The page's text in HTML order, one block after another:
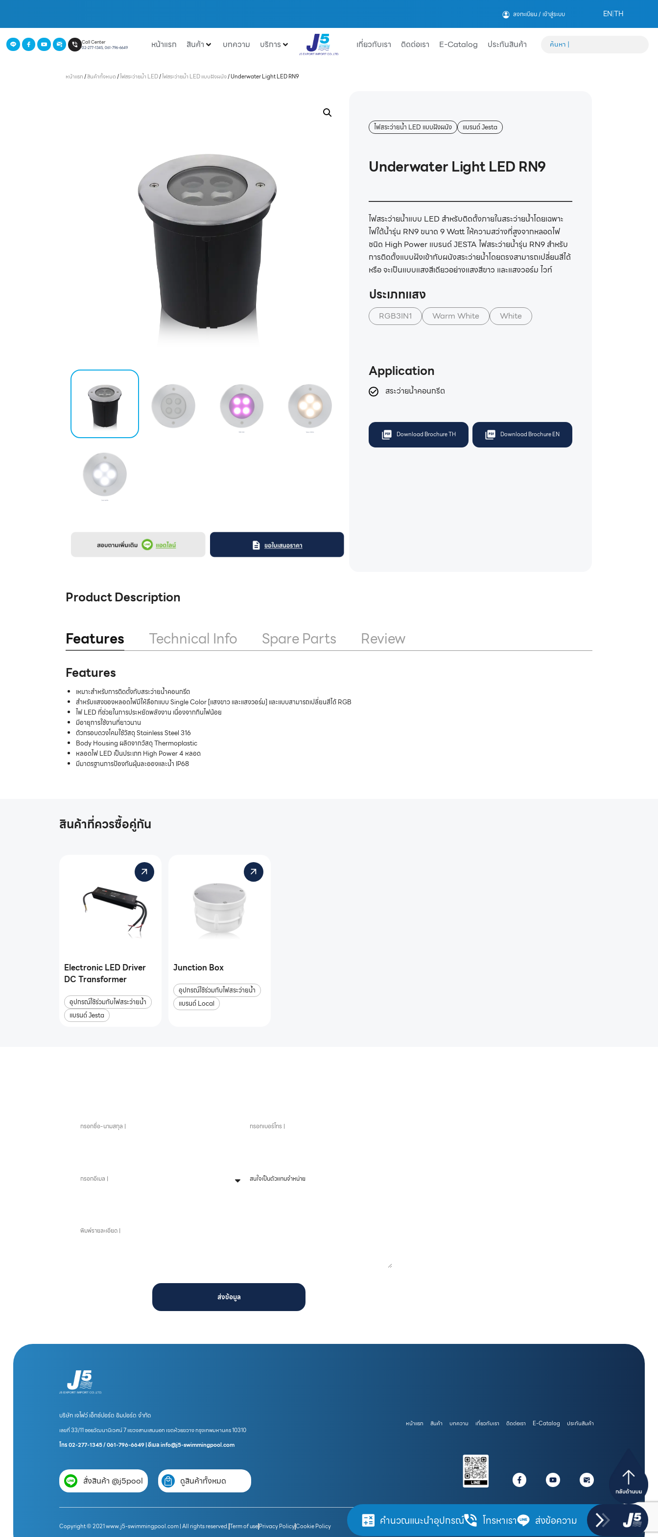
ลงทะเบียน / เข้าสู่ระบบ EN|TH
Call Center
02-277-1345, 061-796-6649 หน้าแรก สินค้า บทความ บริการ เกี่ยวกับเรา ติดต่อเรา E-Catalog ประกันสินค้า
หน้าแรก/สินค้าทั้งหมด/ไฟสระว่ายน้ำ LED/ไฟสระว่ายน้ำ LED แบบฝังผนัง/Underwater Light LED RN9
ไฟสระว่ายน้ำ LED แบบฝังผนัง แบรนด์ Jesta
Underwater Light LED RN9
ไฟสระว่ายน้ำแบบ LED สำหรับติดตั้งภายในสระว่ายน้ำโดยเฉพาะ
ไฟใต้น้ำรุ่น RN9 ขนาด 9 Watt ให้ความสว่างที่สูงจากหลอดไฟ
ชนิด High Power แบรนด์ JESTA ไฟสระว่ายน้ำรุ่น RN9 สำหรับ
การติดตั้งแบบฝังเข้ากับผนังสระว่ายน้ำโดยตรงสามารถเปลี่ยนสีได้
หรือ จะเป็นแบบแสงสีเดียวอย่างแสงสีขาว และแสงวอร์ม ไวท์
ประเภทแสง
RGB3IN1 Warm White White
Application
สระว่ายน้ำคอนกรีต
Download Brochure TH Download Brochure EN
Product Description
Features Technical Info Spare Parts Review
Features
เหมาะสำหรับการติดตั้งกับสระว่ายน้ำคอนกรีต
สำหรับแสงของหลอดไฟมีให้ลือกแบบ Single Color [แสงขาว และแสงวอร์ม] และแบบสามารถเปลี่ยนสีได้ RGB
ไฟ LED ที่ช่วยในการประหยัดพลังงาน เนื่องจากกินไฟน้อย
มีอายุการใช้งานที่ยาวนาน
ตัวกรอบดวงโคมใช้วัสดุ Stainless Steel 316
Body Housing ผลิตจากวัสดุ Thermoplastic
หลอดไฟ LED เป็นประเภท High Power 4 หลอด
มีมาตรฐานการป้องกันฝุ่นละอองและน้ำ IP68
สินค้าที่ควรซื้อคู่กัน
Electronic LED Driver
DC Transformer
อุปกรณ์ใช้ร่วมกับไฟสระว่ายน้ำ
แบรนด์ Jesta
Junction Box
อุปกรณ์ใช้ร่วมกับไฟสระว่ายน้ำ
แบรนด์ Local
ส่งข้อมูล
คำนวณแนะนำอุปกรณ์ โทรหาเรา ส่งข้อความ
บริษัท เจไฟว์ เอ็กซ์ปอร์ต อิมปอร์ต จำกัด
เลขที่ 33/11 ซอยวัฒนานิเวศน์ 7 แขวงสามเสนนอก เขตห้วยขวาง กรุงเทพมหานคร 10310
โทร 02-277-1345 / 061-796-6649 | อีเมล info@j5-swimmingpool.com
สั่งสินค้า @j5pool ดูสินค้าทั้งหมด
หน้าแรก สินค้า บทความ เกี่ยวกับเรา ติดต่อเรา E-Catalog ประกันสินค้า
Copyright © 2021 www.j5-swimmingpool.com | All rights reserved.Term of usePrivacy PolicyCookie Policy